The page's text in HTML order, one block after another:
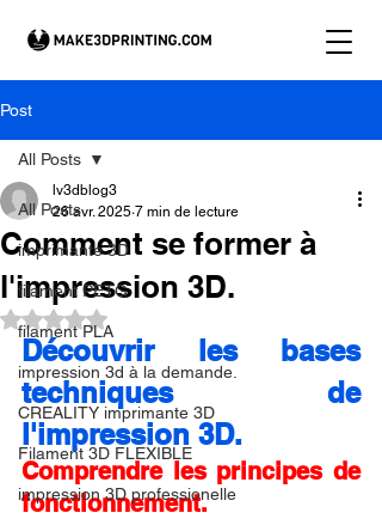
Post
All Posts
imprimante 3D
filament PETG
filament PLA
impression 3d à la demande.
CREALITY imprimante 3D
Filament 3D FLEXIBLE
impression 3D professionelle
All Posts
Comment se former à
l'impression 3D.
lv3dblog3
26 avr. 2025 7 min de lecture
Noté NaN étoiles sur 5.
Découvrir les bases
techniques de
l'impression 3D.
Comprendre les principes de
fonctionnement.